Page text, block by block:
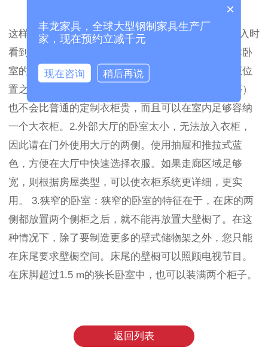
这样，主人就有了自己的“专属”衣橱。这是从一侧进入时
看到的效果，两者的衣服和帽子不会互相干扰。魔术卧
室的闲置空间的高级版本很难实现。除了常规的衣柜位
置之外，空间的使用（例如挡门，在门外借用走廊等）
也不会比普通的定制衣柜贵，而且可以在室内足够容纳
一个大衣柜。2.外部大厅的卧室太小，无法放入衣柜，
因此请在门外使用大厅的两侧。使用抽屉和推拉式蓝
色，方便在大厅中快速选择衣服。如果走廊区域足够
宽，则根据房屋类型，可以使衣柜系统更详细，更实
用。 3.狭窄的卧室：狭窄的卧室的特征在于，在床的两
侧都放置两个侧柜之后，就不能再放置大壁橱了。在这
种情况下，除了要制造更多的壁式储物架之外，您只能
在床尾要求壁橱空间。床尾的壁橱可以照顾电视节目。
在床脚超过1.5 m的狭长卧室中，也可以装满两个柜子。
返回列表
×
丰龙家具，全球大型钢制家具生产厂
家，现在预约立减千元
现在咨询 稍后再说